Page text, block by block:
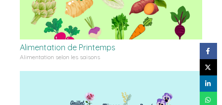
Alimentation de Printemps
Alimentation selon les saisons